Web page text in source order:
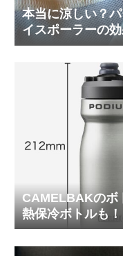
本当に涼しい？
イスポーラーの
ってみた
CAMELBAKのボ
熱保冷ボトルも！